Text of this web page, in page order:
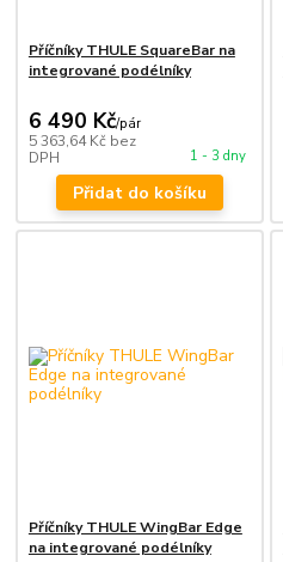
Příčníky THULE SquareBar na
integrované podélníky
6 490 Kč/pár
5 363,64 Kč bez
DPH
1 - 3 dny
Přidat do košíku
Příčníky THULE WingBar Edge
na integrované podélníky